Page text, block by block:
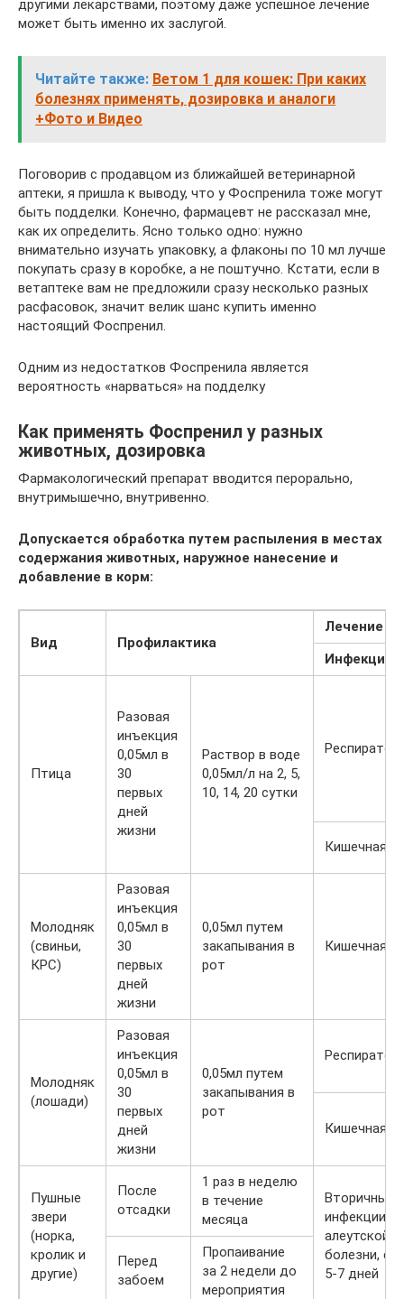
другими лекарствами, поэтому даже успешное лечение
может быть именно их заслугой.
Читайте также: Ветом 1 для кошек: При каких
болезнях применять, дозировка и аналоги
+Фото и Видео
Поговорив с продавцом из ближайшей ветеринарной
аптеки, я пришла к выводу, что у Фоспренила тоже могут
быть подделки. Конечно, фармацевт не рассказал мне,
как их определить. Ясно только одно: нужно
внимательно изучать упаковку, а флаконы по 10 мл лучше
покупать сразу в коробке, а не поштучно. Кстати, если в
ветаптеке вам не предложили сразу несколько разных
расфасовок, значит велик шанс купить именно
настоящий Фоспренил.
Одним из недостатков Фоспренила является
вероятность «нарваться» на подделку
Как применять Фоспренил у разных
животных, дозировка
Фармакологический препарат вводится перорально,
внутримышечно, внутривенно.
Допускается обработка путем распыления в местах
содержания животных, наружное нанесение и
добавление в корм:
Вид Профилактика
Лечение
Инфекция
Птица
Разовая
инъекция
0,05мл в
30
первых
дней
жизни
Раствор в воде
0,05мл/л на 2, 5,
10, 14, 20 сутки
Кишечная
Молодняк
(свиньи,
КРС)
Разовая
инъекция
0,05мл в
30
первых
дней
жизни
0,05мл путем
закапывания в
рот
Кишечная
Молодняк
(лошади)
Разовая
инъекция
0,05мл в
30
первых
дней
жизни
0,05мл путем
закапывания в
рот
Кишечная
Пушные
звери
(норка,
кролик и
другие)
После
отсадки
1 раз в неделю
в течение
месяца
Вторичные
инфекции
алеутской
болезни,
5-7 дней
Перед
забоем
Пропаивание
за 2 недели до
мероприятия